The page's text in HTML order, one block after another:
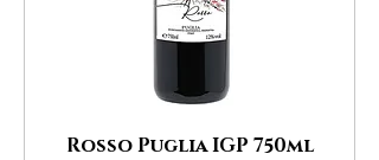
Rosso Puglia IGP 750ml